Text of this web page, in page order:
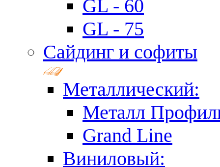
GL - 60
GL - 75
Сайдинг и софиты
Металлический:
Металл
Grand Line
Виниловый: